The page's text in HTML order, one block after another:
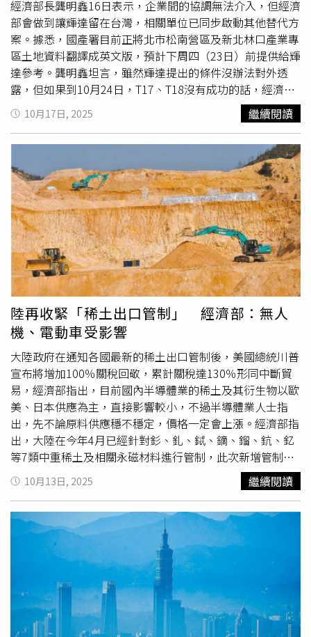
經濟部長龔明鑫16日表示，企業間的協調無法介入，但經濟
部會做到讓輝達留在台灣，相關單位已同步啟動其他替代方
案。據悉，國產署目前正將北市松南營區及新北林口產業專
區土地資料翻譯成英文版，預計下周四（23日）前提供給輝
達參考。龔明鑫坦言，雖然輝達提出的條件沒辦法對外透
露，但如果到10月24日，T17、T18沒有成功的話，經濟部
會提出一些選擇，將類似條件的備案中選出，他也鬆口「目
前有幾個選項」，正加速與地方政府溝通。據了解，為配合
輝達希望總部蓋在新竹以北，國庫署將僅提供2塊土地給輝
達選擇，一塊是北市松南營區土地，面積3.16公頃土地：另
一塊是新北林口產業專區土地，鄰近林口三井OUTLET，面
積超過3公頃。據知，目前國產署正在將2塊土地資料翻成英
文版，再送給輝達參考。至於這2塊土地是否比T17、T18更
具優勢？相關人員表示，松南營區土地在民權東路上，鄰近
機場、靠近捷運站，且周圍也不易塞車；林口也是鄰近捷運
站，交通十分便利，2塊土地設置總部，不論是街廓或交通
便利度上不輸北士科。不過，中南部縣市仍不放棄爭取，台
中市經發局長張峯源昨在議會表示，台中市副市長黃國榮去
年赴美時，已向輝達簡報台中投資環境與政策優勢，並與公
司高層保持聯繫。市府及東海大學皆已提供具規模、交通便
利的土地，若輝達選擇台中，可與半導體等產業鏈結。台南
市府經發局昨也表態若落腳北士科沒有成功，可以優先考慮
台南沙崙智慧綠能科學城A1區，該基地為產專區，可滿足工
程及研發人才需求。
10月17日, 2025 繼續閱讀
陸再收緊「稀土出口管制」 經濟部：無人
機、電動車受影響
大陸政府在通知各國最新的稀土出口管制後，美國總統川普
宣布將增加100％關稅回敬，累計關稅達130％形同中斷貿
易，經濟部指出，目前國內半導體業的稀土及其衍生物以歐
美、日本供應為主，直接影響較小，不過半導體業人士指
出，先不論原料供應穩不穩定，價格一定會上漲。經濟部指
出，大陸在今年4月已經針對釤、釓、鋱、鏑、鎦、鈧、釔
等7類中重稀土及相關永磁材料進行管制，此次新增管制
銪、鈥、鉺、銩、鐿等5類中重稀土金屬、合金及相關製
品，同時擴大相關管制最終用途，涵蓋至研發、生產14奈米
製程以下的邏輯晶片、256層以上的儲存晶片，甚至是半導
體的生產、測試以及軍事用途設備等，將逐案審批。經濟部
強調，12類中重稀土與目前台灣半導體製程所需類別不同，
預期無顯著影響，且相關稀土產品、衍生物供應以歐美、日
本為主；不過釤、鋱、鏑等永磁材料為生產高效馬達的關鍵
材料，此次擴大管制後，可能對電動車、無人機相關製造的
全球供應鏈造成影響，將密切觀察。半導體人士指出，目前
稀土管制最直接的就是影響半導體設備的製造，以及固態硬
10月13日, 2025 繼續閱讀